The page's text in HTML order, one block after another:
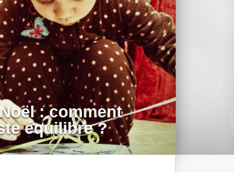
: comment
équilibre ?